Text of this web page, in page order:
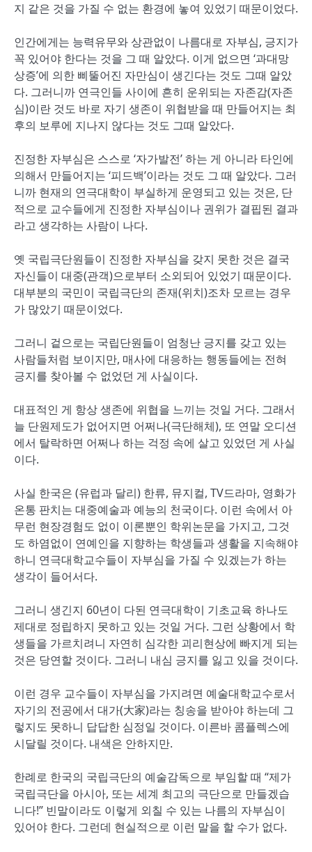
지 같은 것을 가질 수 없는 환경에 놓여 있었기 때문이었다.
인간에게는 능력유무와 상관없이 나름대로 자부심, 긍지가
꼭 있어야 한다는 것을 그 때 알았다. 이게 없으면 ‘과대망
상증’에 의한 삐뚤어진 자만심이 생긴다는 것도 그때 알았
다. 그러니까 연극인들 사이에 흔히 운위되는 자존감(자존
심)이란 것도 바로 자기 생존이 위협받을 때 만들어지는 최
후의 보루에 지나지 않다는 것도 그때 알았다.
진정한 자부심은 스스로 ‘자가발전’ 하는 게 아니라 타인에
의해서 만들어지는 ‘피드백’이라는 것도 그 때 알았다. 그러
니까 현재의 연극대학이 부실하게 운영되고 있는 것은, 단
적으로 교수들에게 진정한 자부심이나 권위가 결핍된 결과
라고 생각하는 사람이 나다.
옛 국립극단원들이 진정한 자부심을 갖지 못한 것은 결국
자신들이 대중(관객)으로부터 소외되어 있었기 때문이다.
대부분의 국민이 국립극단의 존재(위치)조차 모르는 경우
가 많았기 때문이었다.
그러니 겉으로는 국립단원들이 엄청난 긍지를 갖고 있는
사람들처럼 보이지만, 매사에 대응하는 행동들에는 전혀
긍지를 찾아볼 수 없었던 게 사실이다.
대표적인 게 항상 생존에 위협을 느끼는 것일 거다. 그래서
늘 단원제도가 없어지면 어쩌나(극단해체), 또 연말 오디션
에서 탈락하면 어쩌나 하는 걱정 속에 살고 있었던 게 사실
이다.
사실 한국은 (유럽과 달리) 한류, 뮤지컬, TV드라마, 영화가
온통 판치는 대중예술과 예능의 천국이다. 이런 속에서 아
무런 현장경험도 없이 이론뿐인 학위논문을 가지고, 그것
도 하염없이 연예인을 지향하는 학생들과 생활을 지속해야
하니 연극대학교수들이 자부심을 가질 수 있겠는가 하는
생각이 들어서다.
그러니 생긴지 60년이 다된 연극대학이 기초교육 하나도
제대로 정립하지 못하고 있는 것일 거다. 그런 상황에서 학
생들을 가르치려니 자연히 심각한 괴리현상에 빠지게 되는
것은 당연할 것이다. 그러니 내심 긍지를 잃고 있을 것이다.
이런 경우 교수들이 자부심을 가지려면 예술대학교수로서
자기의 전공에서 대가(大家)라는 칭송을 받아야 하는데 그
렇지도 못하니 답답한 심정일 것이다. 이른바 콤플렉스에
시달릴 것이다. 내색은 안하지만.
한례로 한국의 국립극단의 예술감독으로 부임할 때 “제가
국립극단을 아시아, 또는 세계 최고의 극단으로 만들겠습
니다!” 빈말이라도 이렇게 외칠 수 있는 나름의 자부심이
있어야 한다. 그런데 현실적으로 이런 말을 할 수가 없다.